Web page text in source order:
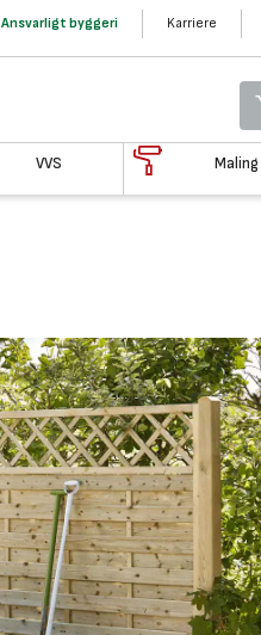
Ansvarligt byggeri Karriere
VVS Maling